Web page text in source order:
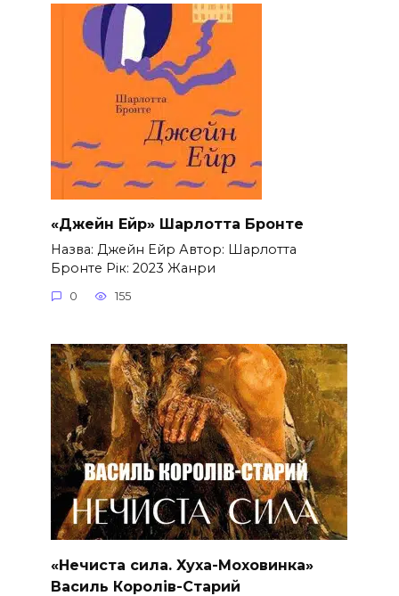
«Джейн Ейр» Шарлотта Бронте
Назва: Джейн Ейр Автор: Шарлотта
Бронте Рік: 2023 Жанри
0 155
«Нечиста сила. Хуха-Моховинка»
Василь Королів-Старий